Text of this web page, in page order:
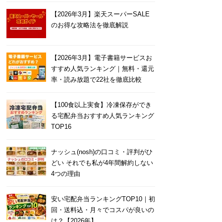
【2026年3月】楽天スーパーSALE
のお得な攻略法を徹底解説
【2026年3月】電子書籍サービスお
すすめ人気ランキング｜無料・還元
率・読み放題で22社を徹底比較
【100食以上実食】冷凍保存ができ
る宅配弁当おすすめ人気ランキング
TOP16
ナッシュ(nosh)の口コミ・評判がひ
どい それでも私が4年間解約しない
4つの理由
安い宅配弁当ランキングTOP10｜初
回・送料込・月々でコスパが良いの